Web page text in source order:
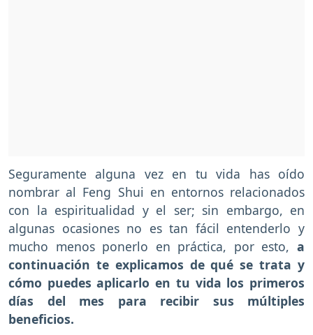
Seguramente alguna vez en tu vida has oído
nombrar al Feng Shui en entornos relacionados
con la espiritualidad y el ser; sin embargo, en
algunas ocasiones no es tan fácil entenderlo y
mucho menos ponerlo en práctica, por esto, a
continuación te explicamos de qué se trata y
cómo puedes aplicarlo en tu vida los primeros
días del mes para recibir sus múltiples
beneficios.